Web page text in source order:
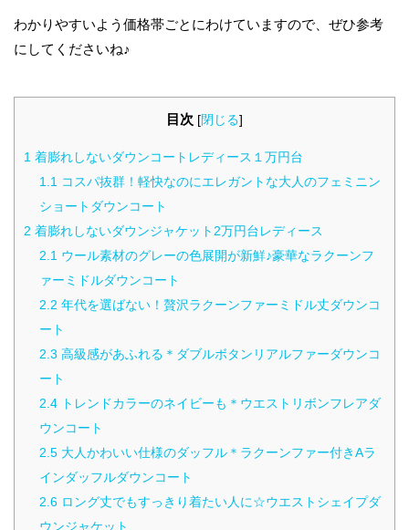
わかりやすいよう価格帯ごとにわけていますので、ぜひ参考
にしてくださいね♪
目次 [閉じる]
1 着膨れしないダウンコートレディース１万円台
1.1コスパ抜群！軽快なのにエレガントな大人のフェミニン
ショートダウンコート
2 着膨れしないダウンジャケット2万円台レディース
2.1ウール素材のグレーの色展開が新鮮♪豪華なラクーンフ
ァーミドルダウンコート
2.2 年代を選ばない！贅沢ラクーンファーミドル丈ダウンコ
ート
2.3 高級感があふれる＊ダブルボタンリアルファーダウンコ
ート
2.4トレンドカラーのネイビーも＊ウエストリボンフレアダ
ウンコート
2.5大人かわいい仕様のダッフル＊ラクーンファー付きAラ
インダッフルダウンコート
2.6ロング丈でもすっきり着たい人に☆ウエストシェイプダ
ウンジャケット